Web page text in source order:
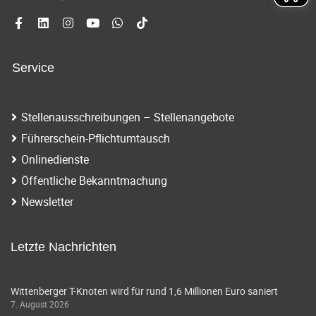
Service
Stellenausschreibungen – Stellenangebote
Führerschein-Pflichtumtausch
Onlinedienste
Öffentliche Bekanntmachung
Newsletter
Letzte Nachrichten
Wittenberger T-Knoten wird für rund 1,6 Millionen Euro saniert
7. August 2026